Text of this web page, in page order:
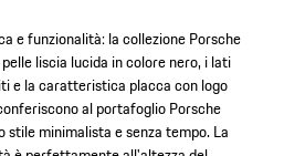
e funzionalità: la collezione Porsche
liscia lucida in colore nero, i lati
e la caratteristica placca con logo
al portafoglio Porsche
stile minimalista e senza tempo. La